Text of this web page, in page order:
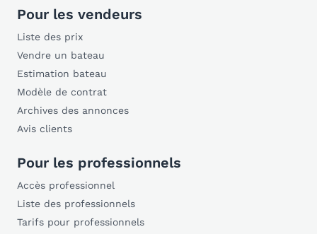
Pour les vendeurs
Liste des prix
Vendre un bateau
Estimation bateau
Modèle de contrat
Archives des annonces
Avis clients
Pour les professionnels
Accès professionnel
Liste des professionnels
Tarifs pour professionnels